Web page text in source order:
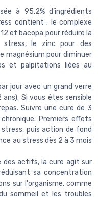
à 95,2% d’ingrédients
contient : le complexe
et bacopa pour réduire la
le zinc pour des
magnésium pour diminuer
et palpitations liées au
par jour avec un grand verre
Si vous êtes sensible
Suivre une cure de 3
Premiers effets
puis action de fond
au stress dès 2 à 3 mois
des actifs, la cure agit sur
sa concentration
sur l'organisme, comme
sommeil et les troubles